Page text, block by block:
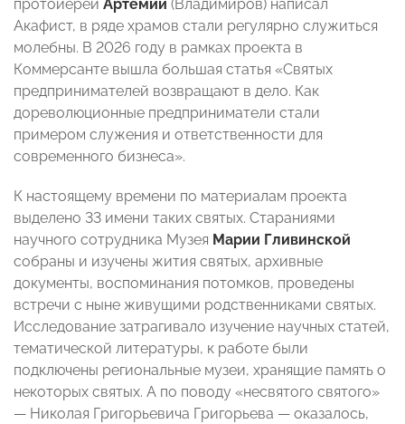
протоиерей Артемий (Владимиров) написал
Акафист, в ряде храмов стали регулярно служиться
молебны. В 2026 году в рамках проекта в
Коммерсанте вышла большая статья «Святых
предпринимателей возвращают в дело. Как
дореволюционные предприниматели стали
примером служения и ответственности для
современного бизнеса».
К настоящему времени по материалам проекта
выделено 33 имени таких святых. Стараниями
научного сотрудника Музея Марии Гливинской
собраны и изучены жития святых, архивные
документы, воспоминания потомков, проведены
встречи с ныне живущими родственниками святых.
Исследование затрагивало изучение научных статей,
тематической литературы, к работе были
подключены региональные музеи, хранящие память о
некоторых святых. А по поводу «несвятого святого»
— Николая Григорьевича Григорьева — оказалось,